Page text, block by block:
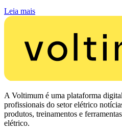
Leia mais
A Voltimum é uma plataforma
profissionais do setor elétrico
produtos, treinamentos e
elétrico.